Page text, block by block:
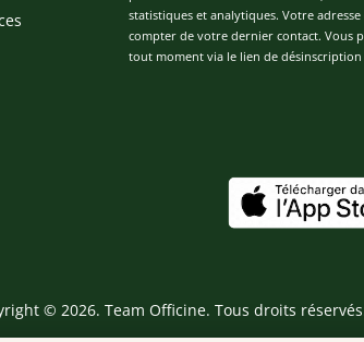
statistiques et analytiques. Votre
compter de votre dernier contact. Vous
tout moment via le lien de
© 2026. Team Officine. Tous droits